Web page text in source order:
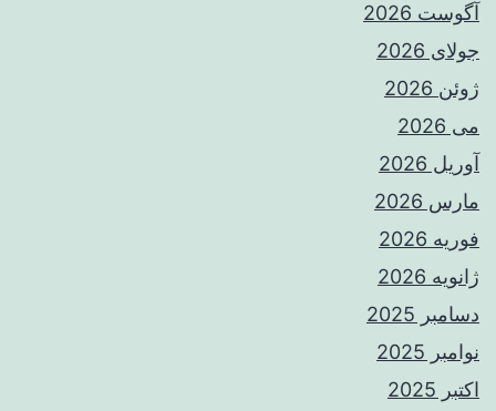
آگوست 2026
جولای 2026
ژوئن 2026
می 2026
آوریل 2026
مارس 2026
فوریه 2026
ژانویه 2026
دسامبر 2025
نوامبر 2025
اکتبر 2025